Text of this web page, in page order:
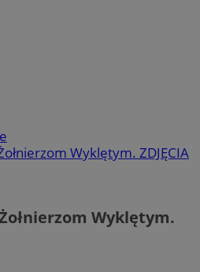
Wyklętym. ZDJĘCIA
Wyklętym.